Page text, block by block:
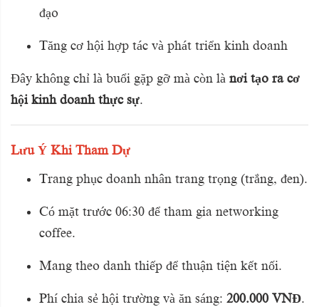
đạo
Tăng cơ hội hợp tác và phát triển kinh doanh
Đây không chỉ là buổi gặp gỡ mà còn là nơi tạo ra cơ
hội kinh doanh thực sự.
Lưu Ý Khi Tham Dự
Trang phục doanh nhân trang trọng (trắng, đen).
Có mặt trước 06:30 để tham gia networking
coffee.
Mang theo danh thiếp để thuận tiện kết nối.
Phí chia sẻ hội trường và ăn sáng: 200.000 VNĐ.